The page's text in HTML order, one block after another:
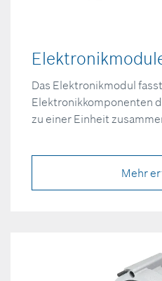
Das Elektronikmodul
Elektronikkomponenten
zu einer Einheit
Mehr